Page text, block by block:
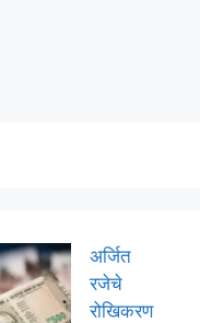
अर्जित
रजेचे
रोखिकरण